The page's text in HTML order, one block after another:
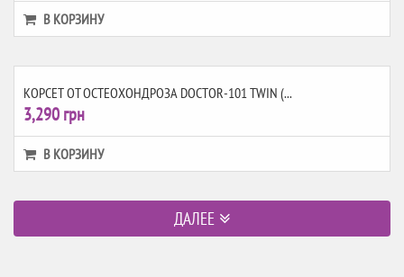
В КОРЗИНУ
КОРСЕТ ОТ ОСТЕОХОНДРОЗА DOCTOR-101 TWIN (...
3,290 грн
В КОРЗИНУ